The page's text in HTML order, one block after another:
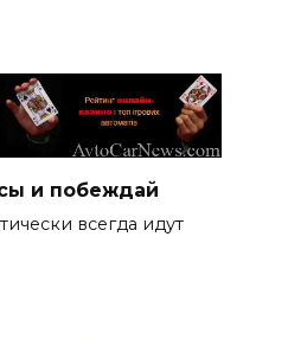
и побеждай
всегда идут